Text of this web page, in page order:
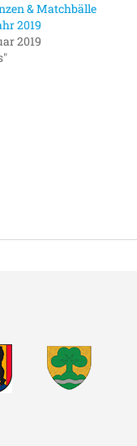
& Matchbälle
2019
2019